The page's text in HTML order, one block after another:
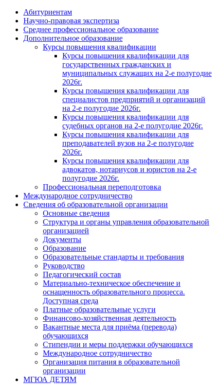
Абитуриентам
Научно-правовая экспертиза
Cреднее профессиональное образование
Дополнительное образование
Курсы повышения квалификации
Курсы повышения квалификации для
государственных гражданских и
муниципальных служащих на 2-е полугодие
2026г.
Курсы повышения квалификации для
специалистов предприятий и организаций
на 2-е полугодие 2026г.
Курсы повышения квалификации для
судебных органов на 2-е полугодие 2026г.
Курсы повышения квалификации для
преподавателей вузов на 2-е полугодие
2026г.
Курсы повышения квалификации для
адвокатов, нотариусов и юристов на 2-е
полугодие 2026г.
Профессиональная переподготовка
Международное сотрудничество
Сведения об образовательной организации
Основные сведения
Структура и органы управления образовательной
организацией
Документы
Образование
Образовательные стандарты и требования
Руководство
Педагогический состав
Материально-техническое обеспечение и
оснащенность образовательного процесса.
Доступная среда
Платные образовательные услуги
Финансово-хозяйственная деятельность
Вакантные места для приёма (перевода)
обучающихся
Стипендии и меры поддержки обучающихся
Международное сотрудничество
Организация питания в образовательной
организации
МГЮА ДЕТЯМ